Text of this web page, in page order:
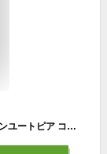
ジルスチュアート 2023 クリスマスコフレ ユニコーンユートピア コレクション